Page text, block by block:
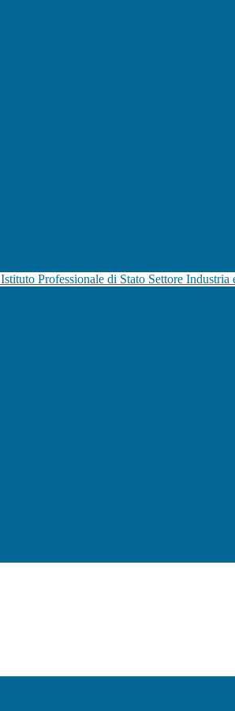
Istituto Professionale di Stato Settore Industria